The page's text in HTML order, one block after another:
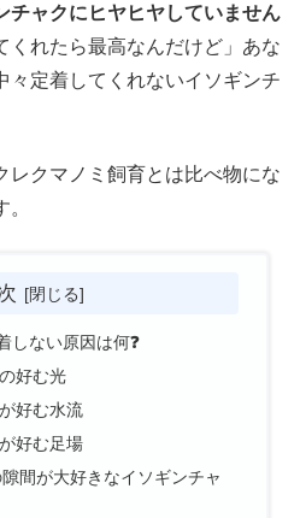
チャクにヒヤヒヤしていません
くれたら最高なんだけど」あな
々定着してくれないイソギンチ
レクマノミ飼育とは比べ物にな
しない原因は何❓
好む光
好む水流
好む足場
間が大好きなイソギンチャ